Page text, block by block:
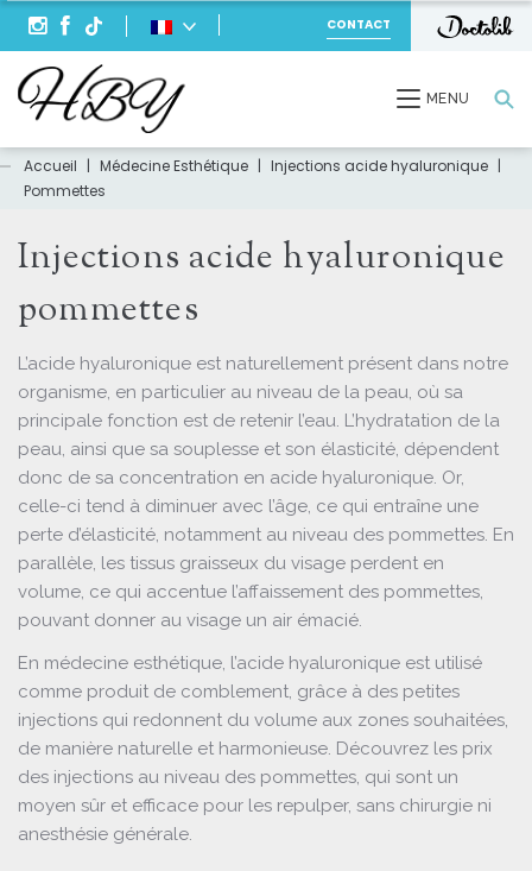
CONTACT
MENU
Recherche
Accueil | Médecine Esthétique | Injections acide hyaluronique |
Pommettes
Injections acide hyaluronique
pommettes
L’acide hyaluronique est naturellement présent dans notre
organisme, en particulier au niveau de la peau, où sa
principale fonction est de retenir l’eau. L’hydratation de la
peau, ainsi que sa souplesse et son élasticité, dépendent
donc de sa concentration en acide hyaluronique. Or,
celle-ci tend à diminuer avec l’âge, ce qui entraîne une
perte d’élasticité, notamment au niveau des pommettes. En
parallèle, les tissus graisseux du visage perdent en
volume, ce qui accentue l’affaissement des pommettes,
pouvant donner au visage un air émacié.
En médecine esthétique, l’acide hyaluronique est utilisé
comme produit de comblement, grâce à des petites
injections qui redonnent du volume aux zones souhaitées,
de manière naturelle et harmonieuse. Découvrez les prix
des injections au niveau des pommettes, qui sont un
moyen sûr et efficace pour les repulper, sans chirurgie ni
anesthésie générale.